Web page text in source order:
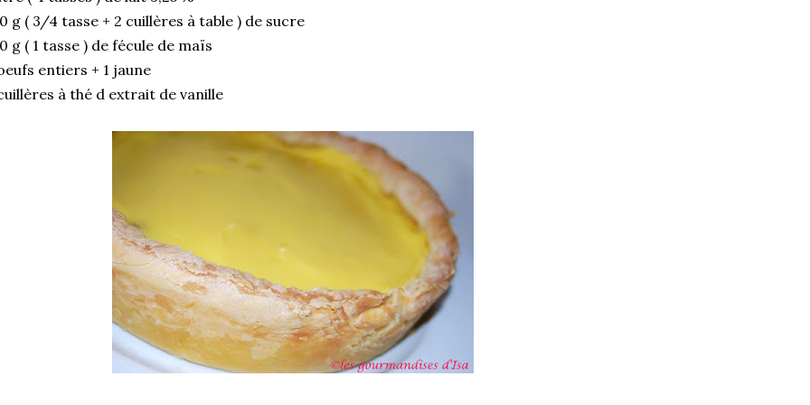
g ( 3/4 tasse + 2 cuillères à table ) de sucre
g ( 1 tasse ) de fécule de maïs
entiers + 1 jaune
à thé d extrait de vanille